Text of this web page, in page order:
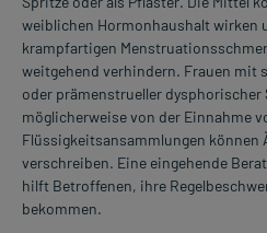
weiblichen Hormonhaushalt wirken
krampfartigen
weitgehend verhindern. Frauen mit
oder prämenstrueller
möglicherweise von der Einnahme
Flüssigkeitsansammlungen können
verschreiben. Eine eingehende
hilft Betroffenen, ihre
bekommen.